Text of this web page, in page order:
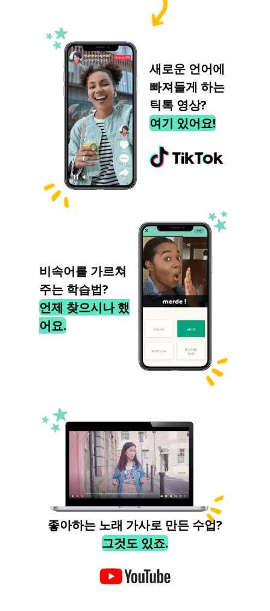
새로운 언어에
빠져들게 하는
틱톡 영상?
여기 있어요!
비속어를 가르쳐
주는 학습법?
언제 찾으시나 했
어요.
좋아하는 노래 가사로 만든 수업?
그것도 있죠.